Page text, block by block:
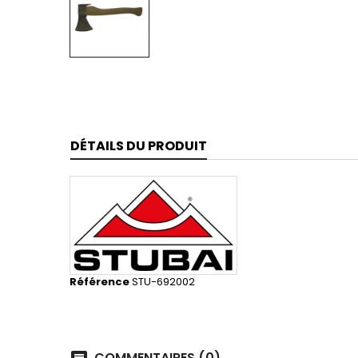
DÉTAILS DU PRODUIT
RéférenceSTU-692002